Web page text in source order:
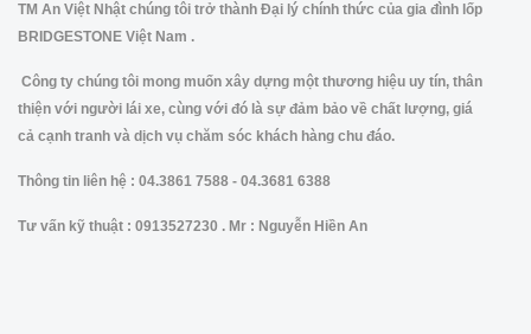
TM An Việt Nhật chúng tôi trở thành Đại lý chính thức của gia đình lốp
BRIDGESTONE Việt Nam .
Công ty chúng tôi mong muốn xây dựng một thương hiệu uy tín, thân
thiện với người lái xe, cùng với đó là sự đảm bảo về chất lượng, giá
cả cạnh tranh và dịch vụ chăm sóc khách hàng chu đáo.
Thông tin liên hệ : 04.3861 7588 - 04.3681 6388
Tư vấn kỹ thuật : 0913527230 . Mr : Nguyễn Hiền An